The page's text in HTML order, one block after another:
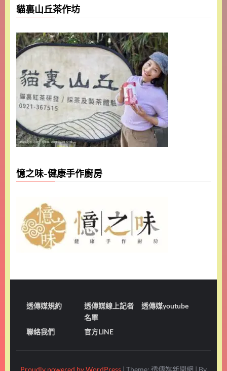
貓裏山丘茶作坊
憶之味-健康手作廚房
透傳媒規約
透傳媒線上記者
名單
透傳媒youtube
聯絡我們 官方LINE